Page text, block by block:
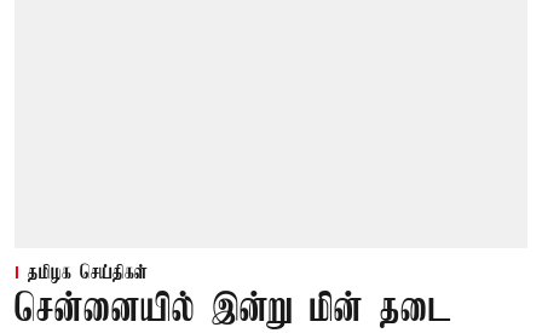
தமிழக செய்திகள்
சென்னையில் இன்று மின் தடை